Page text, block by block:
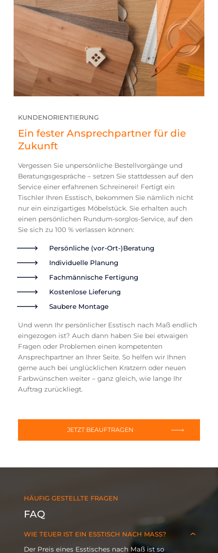
KUNDENORIENTIERUNG
Ein fester Ansprechpartner für die
Zukunft
Vergessen Sie unpersönliche Bestellvorgänge und
Beratungsgespräche – setzen Sie stattdessen auf den
Service einer erfahrenen Schreinerei! Fertigt ein
Tischler Ihren Esstisch, bekommen Sie nämlich nicht
nur ein einzigartiges Möbelstück. Sie erhalten auch
einen persönlichen Rundum-sorglos-Service, auf den
Sie sich zu 100 % verlassen können:
Persönliche (vor-Ort-)Beratung
Individuelle Planung
Fachmännische Fertigung
Kostenlose Lieferung
Saubere Montage
Und wenn Ihr persönlicher Esstisch nach Maß endlich
eingezogen ist? Auch dann haben Sie bei etwaigen
Fragen oder Problemen einen kompetenten
Ansprechpartner an Ihrer Seite. So helfen wir Ihnen
gerne auch bei unglücklichen Kratzern oder neuen
Farbwünschen weiter – ganz gleich, wie lange Ihr
Auftrag zurückliegt.
JETZT BEAUFTRAGEN
HÄUFIG GESTELLTE FRAGEN
FAQ
WIE TEUER IST EIN ESSTISCH NACH MASS?
Der Preis eines Esstisches nach Maß ist so